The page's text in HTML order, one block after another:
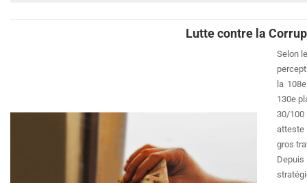
Lutte contre la
Selon
la
130e
30/
atteste
gros